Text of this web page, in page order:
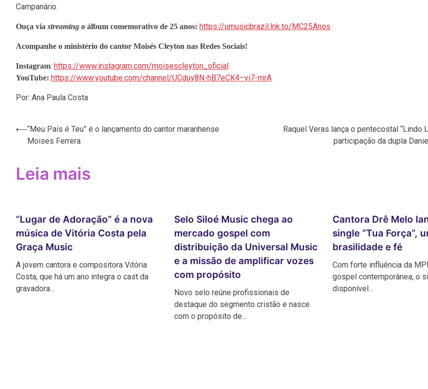
Campanário.
Ouça via streaming o álbum comemorativo de 25 anos: https://umusicbrazil.lnk.to/MC25Anos
Acompanhe o ministério do cantor Moisés Cleyton nas Redes Sociais!
Instagram: https://www.instagram.com/moisescleyton_oficial
YouTube: https://www.youtube.com/channel/UCduy8N-hB7eCK4–yi7-mrA
Por: Ana Paula Costa
Navegação
⟵“Meu País é Teu” é o lançamento do cantor maranhense
Moises Ferrera
Raquel Veras lança o pentecostal “Lindo
participação da dupla
Leia mais
“Lugar de Adoração” é a nova
música de Vitória Costa pela
Graça Music
A jovem cantora e compositora Vitória
Costa, que há um ano integra o cast da
gravadora…
Selo Siloé Music chega ao
mercado gospel com
distribuição da Universal Music
e a missão de amplificar vozes
com propósito
Novo selo reúne profissionais de
destaque do segmento cristão e nasce
com o propósito de…
Cantora Drê Melo
single “Tua Força”,
brasilidade e fé
Com forte influência da
gospel contemporânea, o
disponível…